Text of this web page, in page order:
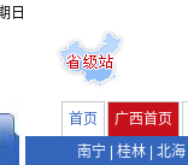
日
首页 广西首页
南宁
桂林 北海